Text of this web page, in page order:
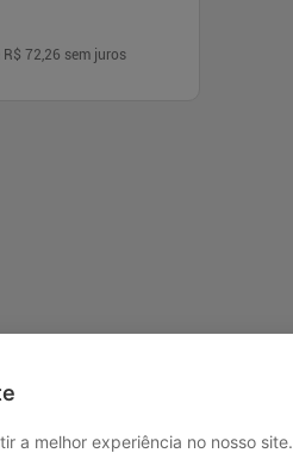
a melhor experiência no nosso site.
R$ 72,26 sem juros